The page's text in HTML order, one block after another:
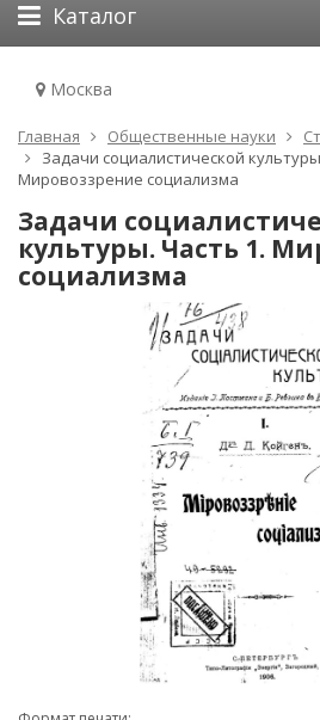
Каталог
Москва
Главная Общественные науки
Задачи социалистической
Мировоззрение социализма
Задачи
культуры. Часть 1.
социализма